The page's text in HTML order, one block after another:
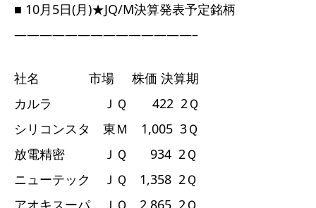
■ 10月5日(月)★JQ/M決算発表予定銘柄
——————————————–
社名 市場 株価 決算期
カルラ ＪＱ 422 2Ｑ
シリコンスタ 東Ｍ 1,005 3Ｑ
放電精密 ＪＱ 934 2Ｑ
ニューテック ＪＱ 1,358 2Ｑ
アオキスーパ ＪＱ 2,865 2Ｑ